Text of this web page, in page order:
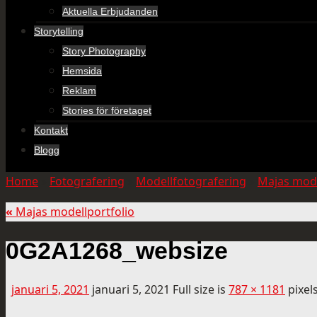
Aktuella Erbjudanden
Storytelling
Story Photography
Hemsida
Reklam
Stories för företaget
Kontakt
Blogg
Home Fotografering Modellfotografering Majas
« Majas modellportfolio
0G2A1268_websize
januari 5, 2021 januari 5, 2021 Full size is 787 × 1181 pixels